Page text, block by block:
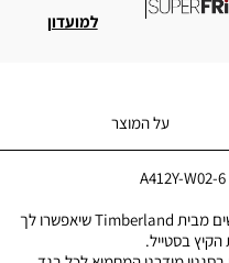
למועדון
על המוצר
A412Y-W02-6
סנדלי נשים מבית Timberland שיאפשרו לך
בסטייל.